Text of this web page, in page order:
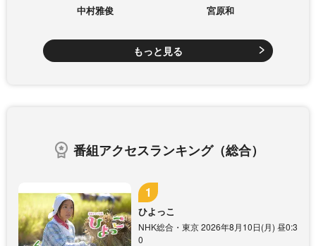
中村雅俊 宮原和
もっと見る
番組アクセスランキング（総合）
ひよっこ
NHK総合・東京 2026年8月10日(月) 昼0:3
0